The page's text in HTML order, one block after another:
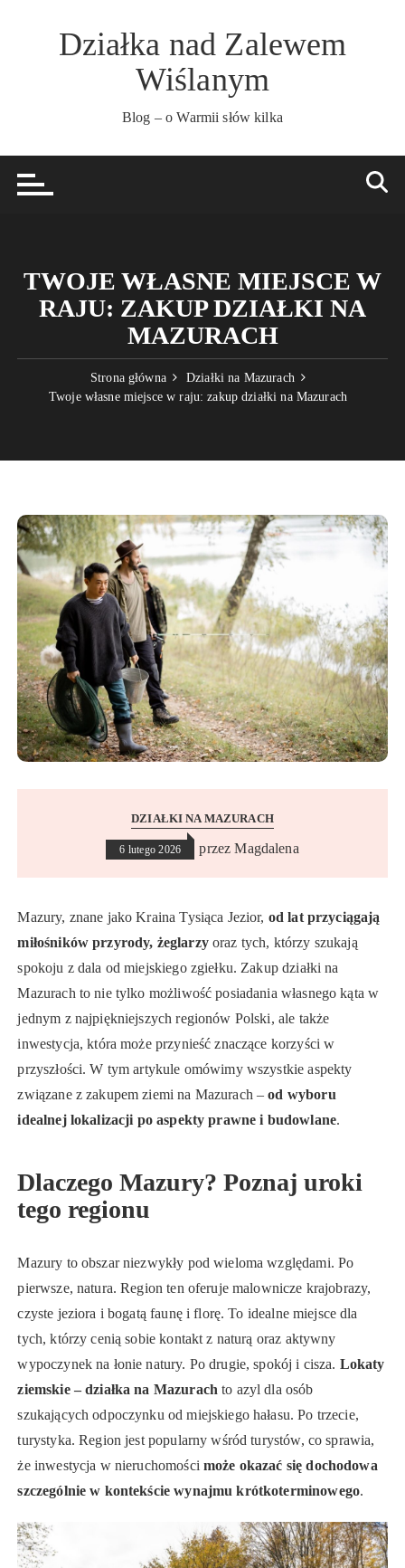
Działka nad Zalewem
Wiślanym
Blog – o Warmii słów kilka
TWOJE WŁASNE MIEJSCE W
RAJU: ZAKUP DZIAŁKI NA
MAZURACH
Strona główna
Działki na Mazurach
Twoje własne miejsce w raju: zakup działki na Mazurach
DZIAŁKI NA MAZURACH
6 lutego 2026 przezMagdalena
Mazury, znane jako Kraina Tysiąca Jezior, od lat przyciągają
miłośników przyrody, żeglarzyoraz tych, którzy szukają
spokoju z dala od miejskiego zgiełku. Zakup działki na
Mazurach to nie tylko możliwość posiadania własnego kąta w
jednym z najpiękniejszych regionów Polski, ale także
inwestycja, która może przynieść znaczące korzyści w
przyszłości. W tym artykule omówimy wszystkie aspekty
związane z zakupem ziemi na Mazurach –od wyboru
idealnej lokalizacji po aspekty prawne i budowlane.
Dlaczego Mazury? Poznaj uroki
tego regionu
Mazury to obszar niezwykły pod wieloma względami. Po
pierwsze, natura. Region ten oferuje malownicze krajobrazy,
czyste jeziora i bogatą faunę i florę. To idealne miejsce dla
tych, którzy cenią sobie kontakt z naturą oraz aktywny
wypoczynek na łonie natury. Po drugie, spokój i cisza. Lokaty
ziemskie – działka na Mazurach to azyl dla osób
szukających odpoczynku od miejskiego hałasu. Po trzecie,
turystyka. Region jest popularny wśród turystów, co sprawia,
że inwestycja w nieruchomości może okazać się dochodowa
szczególnie w kontekście wynajmu krótkoterminowego.